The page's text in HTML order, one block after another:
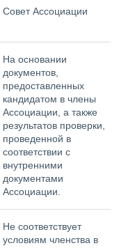
Совет Ассоциации
На основании
документов,
предоставленных
кандидатом в члены
Ассоциации, а также
результатов проверки,
проведенной в
соответствии с
внутренними
документами
Ассоциации.
Не соответствует
условиям членства в